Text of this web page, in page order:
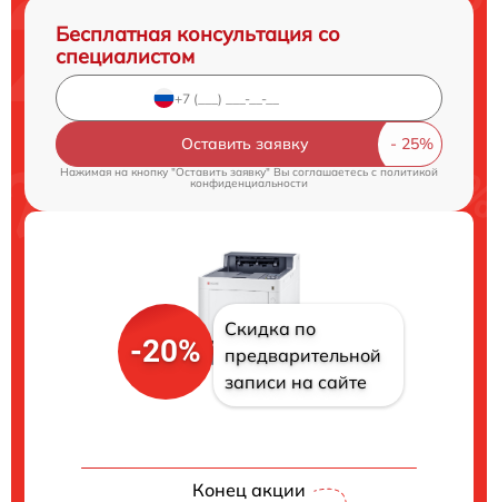
Бесплатная консультация со
специалистом
Оставить заявку
Нажимая на кнопку "Оставить заявку" Вы соглашаетесь cполитикой
конфиденциальности
-20%
Скидка по
предварительной
записи на сайте
Конец акции